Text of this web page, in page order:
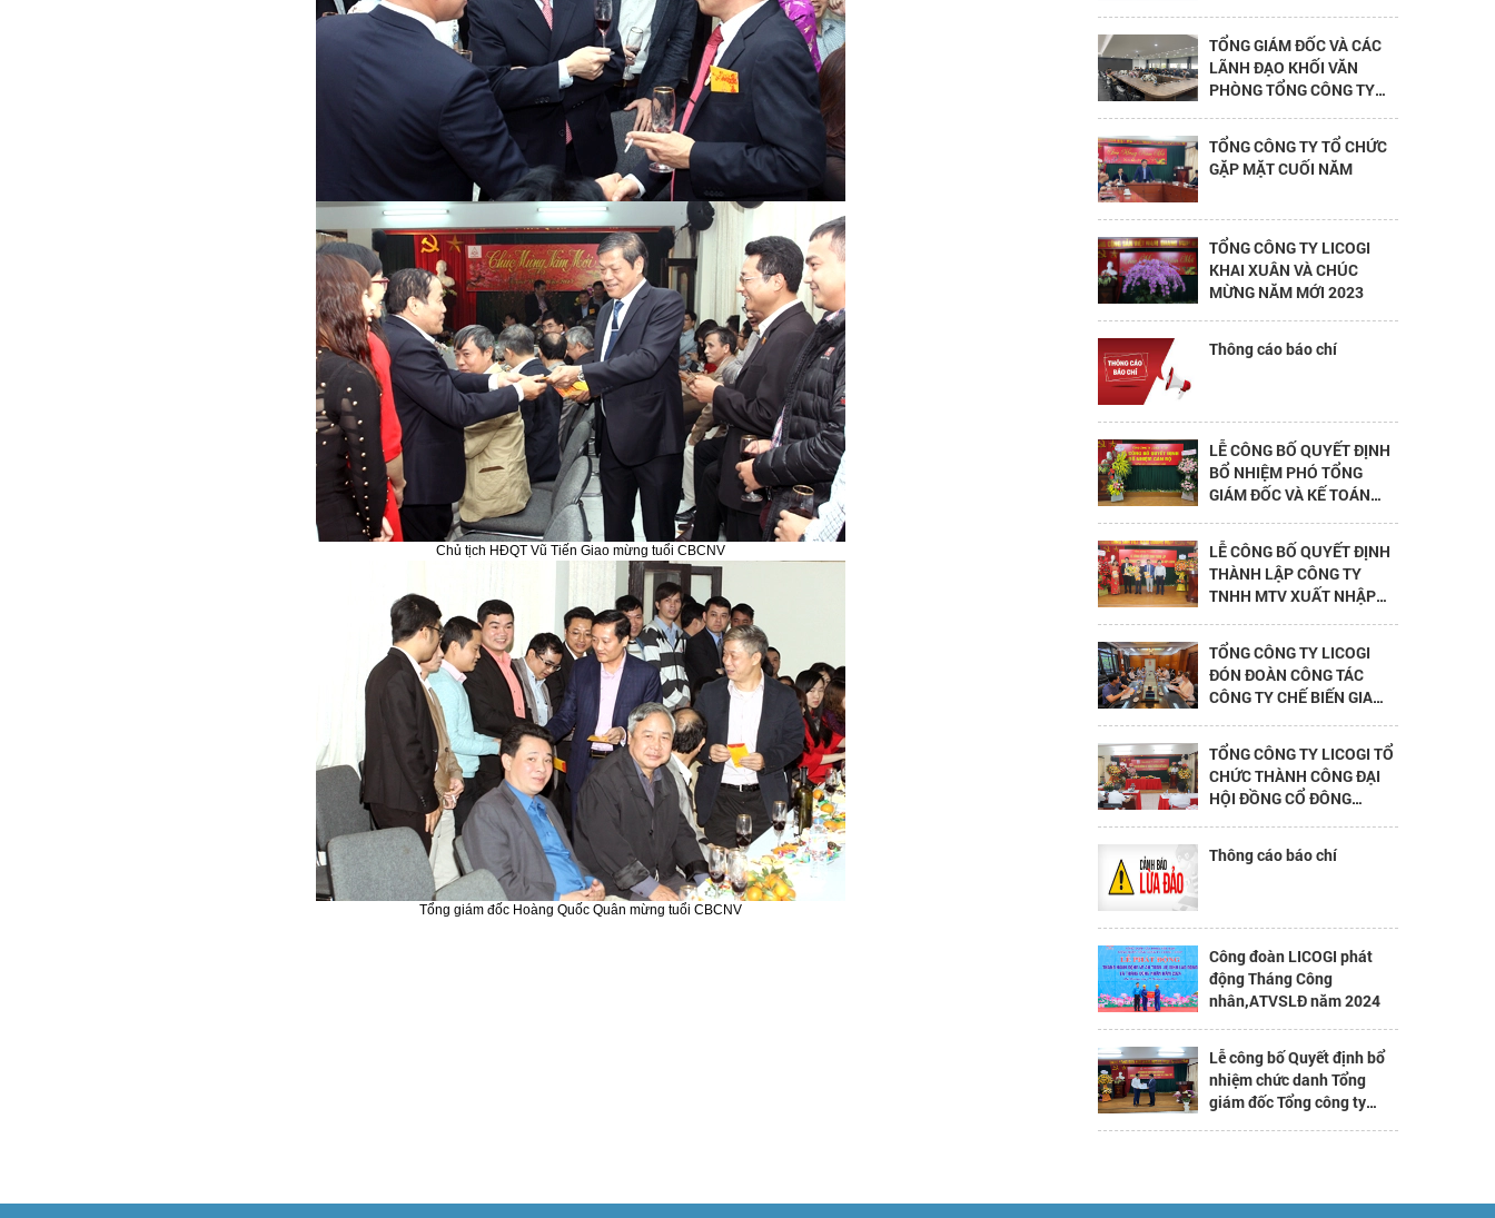
Chủ tịch HĐQT Vũ Tiến Giao mừng tuổi CBCNV
Tổng giám đốc Hoàng Quốc Quân mừng tuổi CBCNV
TỔNG GIÁM ĐỐC VÀ CÁC
LÃNH ĐẠO KHỐI VĂN
PHÒNG TỔNG CÔNG TY
2023
TỔNG CÔNG TY TỔ CHỨC
GẶP MẶT CUỐI NĂM
TỔNG CÔNG TY LICOGI
KHAI XUÂN VÀ CHÚC
MỪNG NĂM MỚI 2023
Thông cáo báo chí
LỄ CÔNG BỐ QUYẾT ĐỊNH
BỔ NHIỆM PHÓ TỔNG
GIÁM ĐỐC VÀ KẾ TOÁN
LỄ CÔNG BỐ QUYẾT ĐỊNH
THÀNH LẬP CÔNG TY
TNHH MTV XUẤT NHẬP
TỔNG CÔNG TY LICOGI
ĐÓN ĐOÀN CÔNG TÁC
CÔNG TY CHẾ BIẾN GIA
ĐẾN THĂM VÀ LÀM VIỆC
TỔNG CÔNG TY LICOGI TỔ
CHỨC THÀNH CÔNG ĐẠI
HỘI ĐỒNG CỔ ĐÔNG
Thông cáo báo chí
Công đoàn LICOGI phát
động Tháng Công
nhân,ATVSLĐ năm 2024
Lễ công bố Quyết định bổ
nhiệm chức danh Tổng
giám đốc Tổng công ty